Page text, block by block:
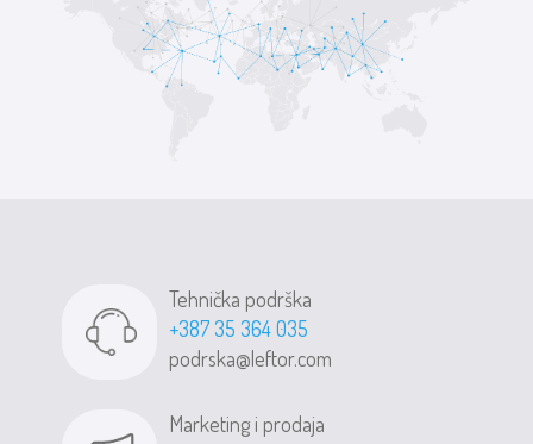
Tehnička podrška
+387 35 364 035
podrska@leftor.com
Marketing i prodaja